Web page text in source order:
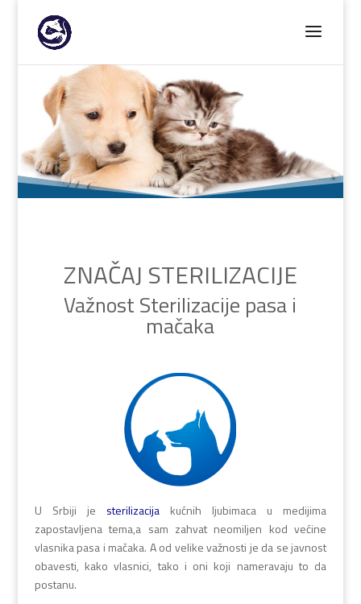
ZNAČAJ STERILIZACIJE
Važnost Sterilizacije pasa i
mačaka
U Srbiji je sterilizacijakućnih ljubimaca u medijima
zapostavljena tema,a sam zahvat neomiljen kod većine
vlasnika pasa i mačaka. A od velike važnosti je da se javnost
obavesti, kako vlasnici, tako i oni koji nameravaju to da
postanu.